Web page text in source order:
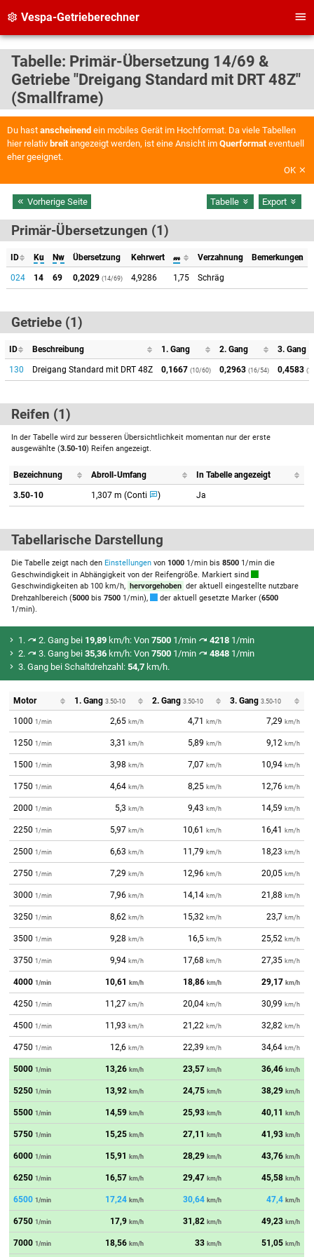
Vespa-Getrieberechner
Tabelle: Primär-Übersetzung 14/69 &
Getriebe "Dreigang Standard mit DRT 48Z"
(Smallframe)
Du hast anscheinend ein mobiles Gerät im Hochformat. Da viele Tabellen
hier relativ breitangezeigt werden, ist eine Ansicht im Querformateventuell
eher geeignet.
OK
Vorherige Seite Tabelle Export
Primär-Übersetzungen (1)
ID Ku Nw Übersetzung Kehrwert 𝓂 Verzahnung Bemerkungen
024 14 69 0,2029 (14/69) 4,9286 1,75 Schräg
Getriebe (1)
ID Beschreibung 1. Gang 2. Gang 3. Gang
130 Dreigang Standard mit DRT 48Z 0,1667 (10/60) 0,2963 (16/54) 0,4583
Reifen (1)
In der Tabelle wird zur besseren Übersichtlichkeit momentan nur der erste
ausgewählte (3.50-10) Reifen angezeigt.
Bezeichnung Abroll-Umfang In Tabelle angezeigt
3.50-10 1,307 m (Conti ) Ja
Tabellarische Darstellung
Die Tabelle zeigt nach den Einstellungen von 1000 1/min bis 8500 1/min die
Geschwindigkeit in Abhängigkeit von der Reifengröße. Markiert sind
Geschwindigkeiten ab 100 km/h, hervorgehoben der aktuell eingestellte nutzbare
Drehzahlbereich (5000 bis 7500 1/min), der aktuell gesetzte Marker (6500
1/min).
1. 2. Gang bei 19,89 km/h: Von 7500 1/min 4218 1/min
2.
3. Gang bei 35,36 km/h: Von 7500 1/min 4848 1/min
3. Gang bei Schaltdrehzahl: 54,7 km/h.
Motor 1. Gang3.50-10 2. Gang3.50-10 3. Gang3.50-10
10001/min 2,65km/h 4,71km/h 7,29km/h
12501/min 3,31km/h 5,89km/h 9,12km/h
15001/min 3,98km/h 7,07km/h 10,94km/h
17501/min 4,64km/h 8,25km/h 12,76km/h
20001/min 5,3km/h 9,43km/h 14,59km/h
22501/min 5,97km/h 10,61km/h 16,41km/h
25001/min 6,63km/h 11,79km/h 18,23km/h
27501/min 7,29km/h 12,96km/h 20,05km/h
30001/min 7,96km/h 14,14km/h 21,88km/h
32501/min 8,62km/h 15,32km/h 23,7km/h
35001/min 9,28km/h 16,5km/h 25,52km/h
37501/min 9,94km/h 17,68km/h 27,35km/h
40001/min 10,61km/h 18,86km/h 29,17km/h
42501/min 11,27km/h 20,04km/h 30,99km/h
45001/min 11,93km/h 21,22km/h 32,82km/h
47501/min 12,6km/h 22,39km/h 34,64km/h
50001/min 13,26km/h 23,57km/h 36,46km/h
52501/min 13,92km/h 24,75km/h 38,29km/h
55001/min 14,59km/h 25,93km/h 40,11km/h
57501/min 15,25km/h 27,11km/h 41,93km/h
60001/min 15,91km/h 28,29km/h 43,76km/h
62501/min 16,57km/h 29,47km/h 45,58km/h
65001/min 17,24km/h 30,64km/h 47,4km/h
67501/min 17,9km/h 31,82km/h 49,23km/h
70001/min 18,56km/h 33km/h 51,05km/h